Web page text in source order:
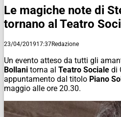
Le magiche note di
tornano al Teatro
23/04/201917:37Redazione
Un evento atteso da tutti gli
Bollani torna al Teatro Sociale di
appuntamento dal titolo Piano
maggio alle ore 20.30.